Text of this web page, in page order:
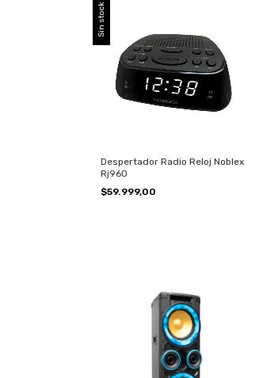
Sin stock
Despertador Radio Reloj Noblex
Rj960
$59.999,00